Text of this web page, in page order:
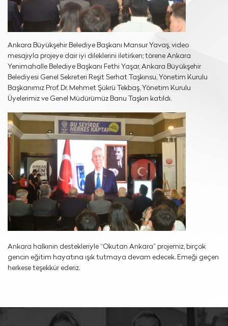
Ankara Büyükşehir Belediye Başkanı Mansur Yavaş, video
mesajıyla projeye dair iyi dileklerini iletirken; törene Ankara
Yenimahalle Belediye Başkanı Fethi Yaşar, Ankara Büyükşehir
Belediyesi Genel Sekreteri Reşit Serhat Taşkınsu, Yönetim Kurulu
Başkanımız Prof. Dr. Mehmet Şükrü Tekbaş, Yönetim Kurulu
Üyelerimiz ve Genel Müdürümüz Banu Taşkın katıldı.
Ankara halkının destekleriyle “Okutan Ankara” projemiz, birçok
gencin eğitim hayatına ışık tutmaya devam edecek. Emeği geçen
herkese teşekkür ederiz.